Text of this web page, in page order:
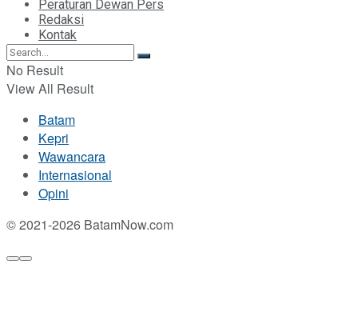
Peraturan Dewan Pers
Redaksi
Kontak
No Result
View All Result
Batam
Kepri
Wawancara
Internasional
Opini
© 2021-2026 BatamNow.com